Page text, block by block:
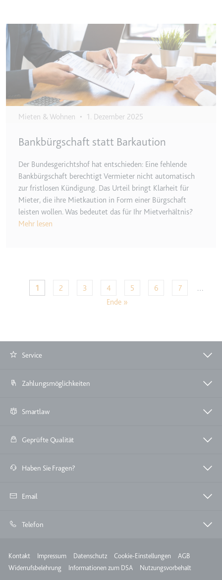
Image
Mieten & Wohnen • 1. Dezember 2025
Bankbürgschaft statt Barkaution
Der Bundesgerichtshof hat entschieden: Eine fehlende
Bankbürgschaft berechtigt Vermieter nicht automatisch
zur fristlosen Kündigung. Das Urteil bringt Klarheit für
Mieter, die ihre Mietkaution in Form einer Bürgschaft
leisten wollen. Was bedeutet das für Ihr Mietverhältnis?
Mehr lesen
Seitennummerierung
Aktuelle Seite
1 Seite
2 Seite
3 Seite
4 Seite
5 Seite
6 Seite
7 …
Ende »
Service
Zahlungsmöglichkeiten
Smartlaw
Geprüfte Qualität
Haben Sie Fragen?
Email
Telefon
Meta
Kontakt Impressum Datenschutz Cookie-Einstellungen
AGB
Widerrufsbelehrung
Informationen zum DSA Nutzungsvorbehalt